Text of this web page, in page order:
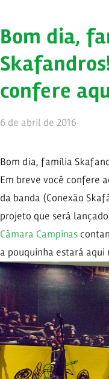
Bom dia,
confere
6 de abril de 2016
Bom dia, família
Em breve você confere
da banda (Conexão
projeto que será
Câmara Campinas
a pouquinha estará aqui